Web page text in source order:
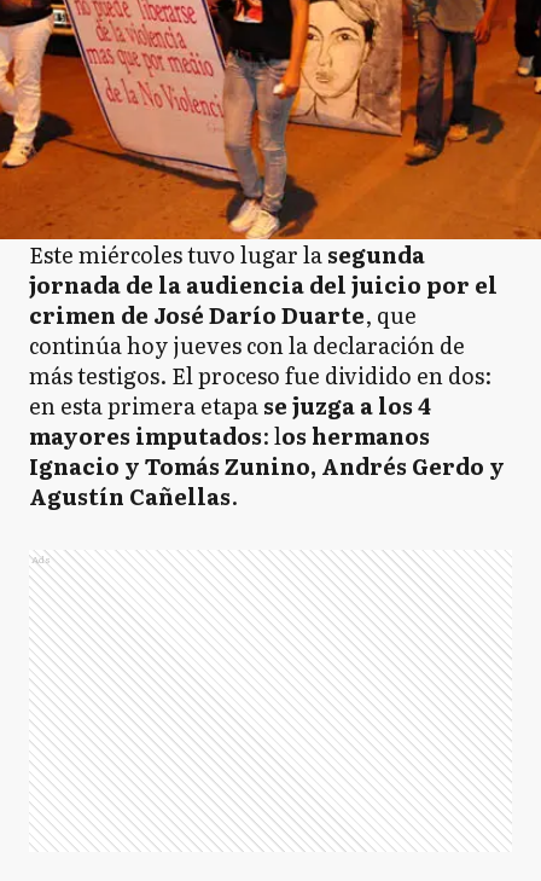
Este miércoles tuvo lugar lasegunda
jornada de la audiencia del juicio por el
crimen de José Darío Duarte, que
continúa hoy jueves con la declaración de
más testigos. El proceso fue dividido en dos:
en esta primera etapase juzga a los 4
mayores imputados: los hermanos
Ignacio y Tomás Zunino, Andrés Gerdo y
Agustín Cañellas.
Ads